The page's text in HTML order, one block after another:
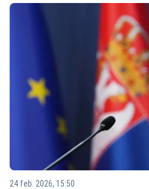
24 feb. 2026, 15:50